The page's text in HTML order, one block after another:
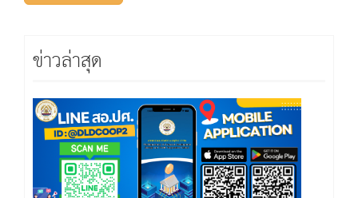
ข่าวล่าสุด